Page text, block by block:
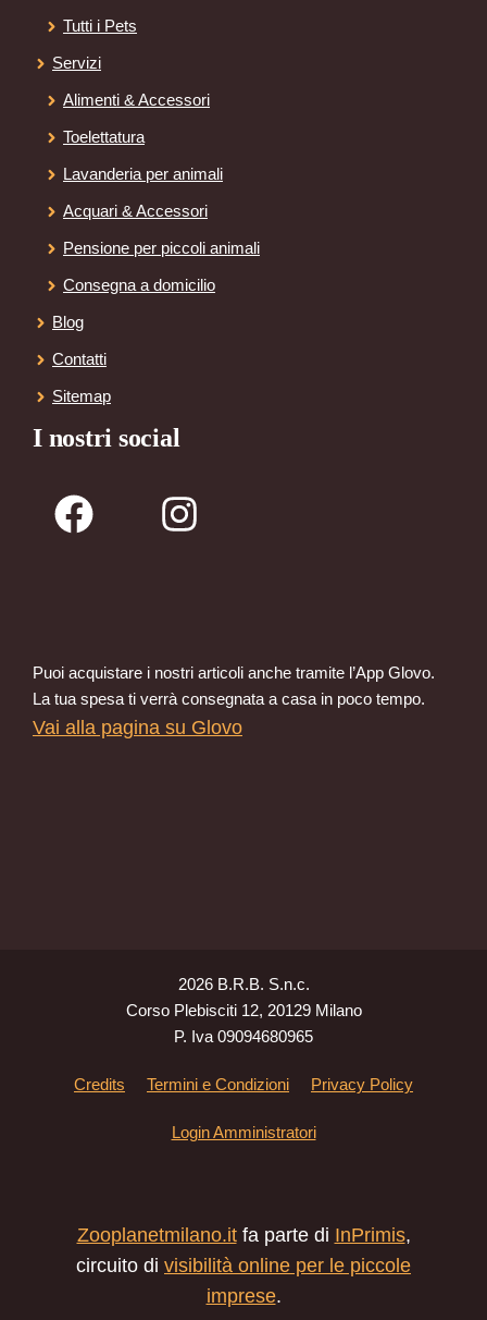
Tutti i Pets
Servizi
Alimenti & Accessori
Toelettatura
Lavanderia per animali
Acquari & Accessori
Pensione per piccoli animali
Consegna a domicilio
Blog
Contatti
Sitemap
I nostri social
Puoi acquistare i nostri articoli anche tramite l’App Glovo.
La tua spesa ti verrà consegnata a casa in poco tempo.
Vai alla pagina su Glovo
2026 B.R.B. S.n.c.
Corso Plebisciti 12, 20129 Milano
P. Iva 09094680965
Credits Termini e Condizioni Privacy Policy
Login Amministratori
Zooplanetmilano.itfa parte di InPrimis,
circuito di visibilità online per le piccole
imprese.